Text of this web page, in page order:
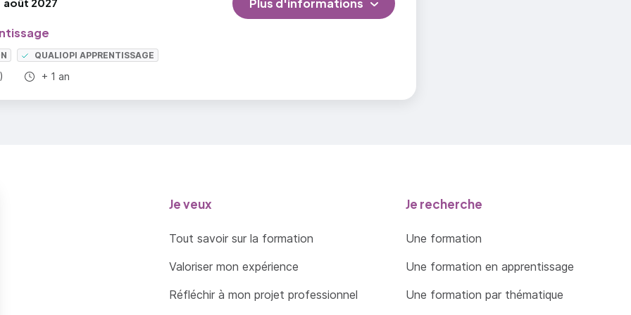
QUALIOPI APPRENTISSAGE
Durée totale :
+ 1 an
Je veux
Tout savoir sur la formation
Valoriser mon expérience
Réfléchir à mon projet professionnel
Je recherche
Une formation
Une formation en apprentissage
Une formation par thématique